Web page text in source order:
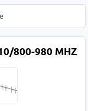
800-980 MHZ